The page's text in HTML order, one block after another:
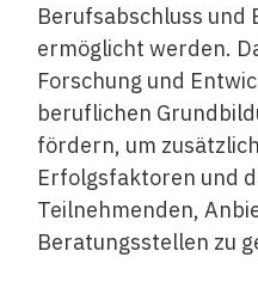
Berufsabschluss und
ermöglicht werden.
Forschung und
beruflichen
fördern, um
Erfolgsfaktoren und
Teilnehmenden,
Beratungsstellen zu